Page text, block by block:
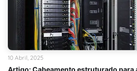
Artigo: Cabeamento estruturado
10 Abril, 2025